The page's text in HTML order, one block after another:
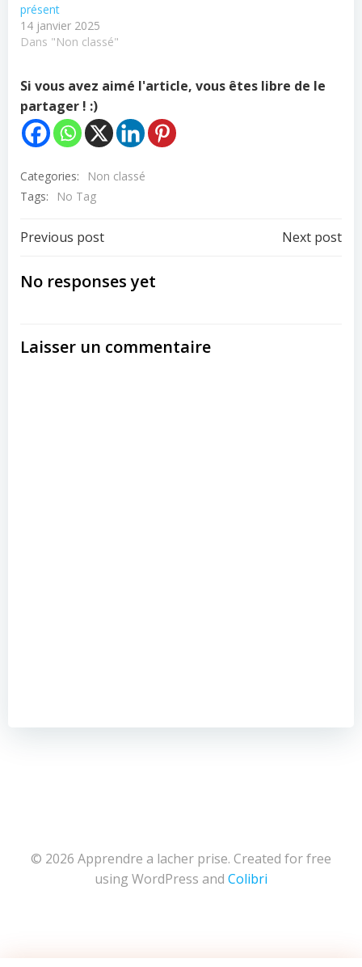
présent
14 janvier 2025
Dans "Non classé"
Si vous avez aimé l'article, vous êtes libre de le
partager ! :)
Categories:
Non classé
Tags:
No Tag
Post
navigation
Previous post Next post
No responses yet
Laisser un commentaire
© 2026 Apprendre a lacher prise. Created for free
using WordPress and Colibri